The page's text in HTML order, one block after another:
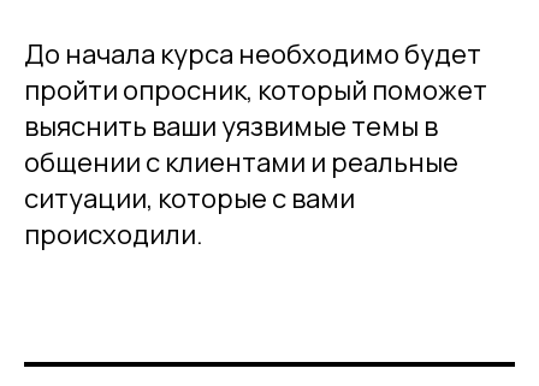
До начала курса необходимо будет
пройти опросник, который поможет
выяснить ваши уязвимые темы в
общении с клиентами и реальные
ситуации, которые с вами
происходили.